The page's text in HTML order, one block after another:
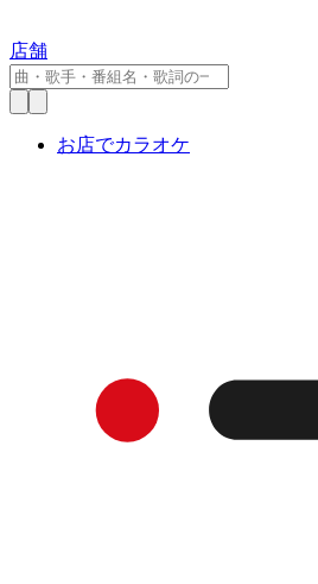
店舗
お店でカラオケ